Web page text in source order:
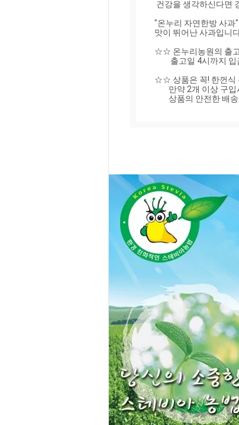
"온누리 자연한방 사과
맛이 뛰어난 사과입니
☆☆ 온누리농원의 출고
☆☆ 상품은 꼭! 한껀식
상품의 안전